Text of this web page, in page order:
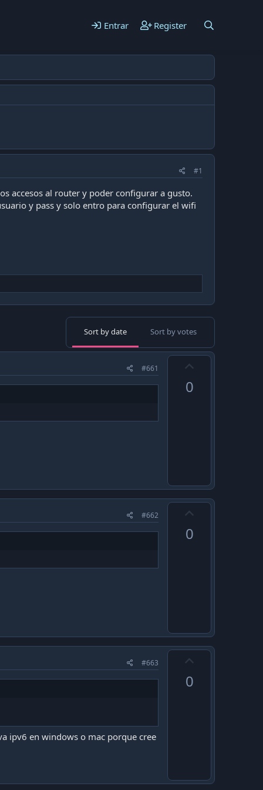
Entrar Register
#1
accesos al router y poder configurar a gusto.
y pass y solo entro para configurar el wifi
Sort by date Sort by votes
#661
0
#662
0
#663
ipv6 en windows o mac porque cree
0